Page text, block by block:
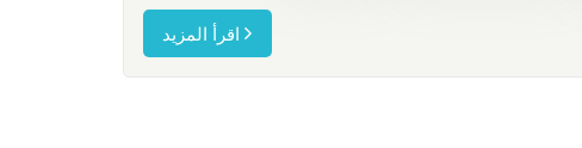
اقرأ المزيد